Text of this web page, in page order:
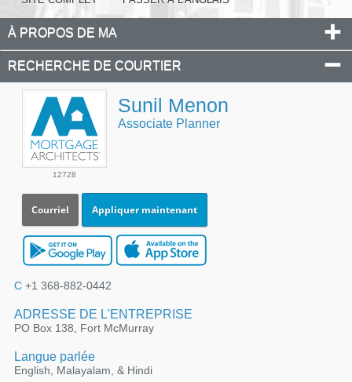
À PROPOS DE MA
RECHERCHE DE COURTIER
12728
Sunil Menon
Associate Planner
Courriel Appliquer maintenant
C +1 368-882-0442
ADRESSE DE L'ENTREPRISE
PO Box 138, Fort McMurray
Langue parlée
English, Malayalam, & Hindi